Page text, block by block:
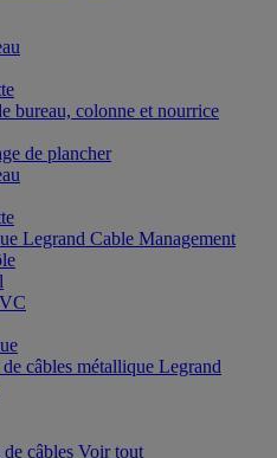
bureau, colonne et nourrice
de plancher
Legrand Cable Management
câbles métallique Legrand
câbles Voir tout